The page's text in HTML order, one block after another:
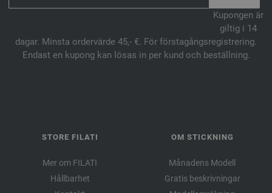
Kupongen är
giltig i 14
dagar. Minsta ordervärde 45,- €. För förstagångsregistrering.
Endast en kupong kan lösas in per kund och beställning.
STORE FILATI
Mer om FILATI
Hållbarhet
OM STICKNING
Månadens Modell
Gratis beskrivningar